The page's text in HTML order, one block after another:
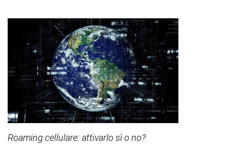
Roaming cellulare: attivarlo sì o no?